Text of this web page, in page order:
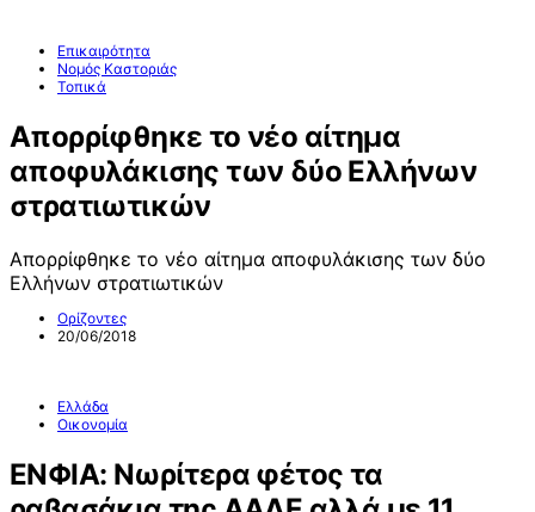
Επικαιρότητα
Νομός Καστοριάς
Τοπικά
Απορρίφθηκε το νέο αίτημα
αποφυλάκισης των δύο Ελλήνων
στρατιωτικών
Απορρίφθηκε το νέο αίτημα αποφυλάκισης των δύο
Ελλήνων στρατιωτικών
Ορίζοντες
20/06/2018
Ελλάδα
Οικονομία
ΕΝΦΙΑ: Νωρίτερα φέτος τα